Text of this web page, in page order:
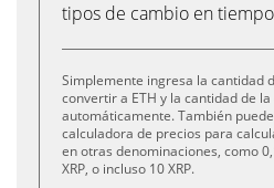
tipos de cambio en
Simplemente ingresa la cantidad
convertir a ETH y la cantidad de
automáticamente. También
calculadora de precios para
en otras denominaciones, como
XRP, o incluso 10 XRP.